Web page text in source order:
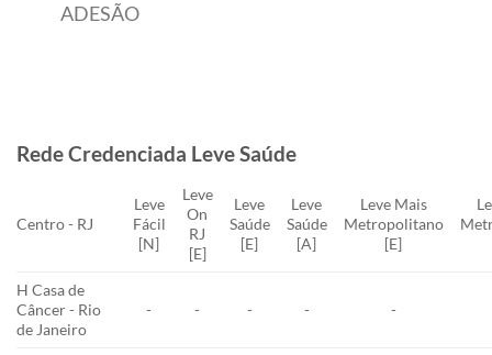
ADESÃO
Rede Credenciada Leve Saúde
Centro - RJ
Leve
Fácil
[N]
Leve
On
RJ
[E]
Leve
Saúde
[E]
Leve
Saúde
[A]
Leve Mais
Metropolitano
[E]
H Casa de
Câncer - Rio
de Janeiro
- - - - -